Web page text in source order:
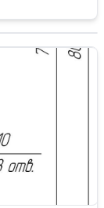
окружающей
должно быть
Насосы
вала (по
вращения ,